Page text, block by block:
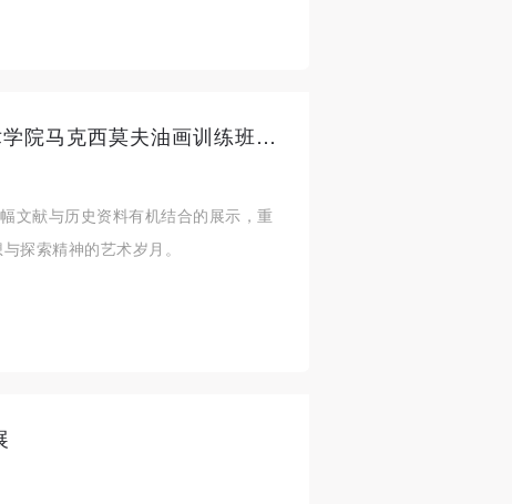
请进来的油画——中央美术学院马克西莫夫油画训练班（1955-1957）教学成绩回顾展
文献与历史资料有机结合的展示，重
探索精神的艺术岁月。